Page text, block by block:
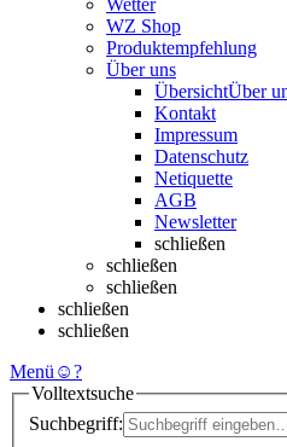
Wetter
WZ Shop
Produktempfehlung
Über uns
ÜbersichtÜber
Kontakt
Impressum
Datenschutz
Netiquette
AGB
Newsletter
schließen
schließen
schließen
schließen
schließen
Menü ☺?
Volltextsuche
Suchbegriff: